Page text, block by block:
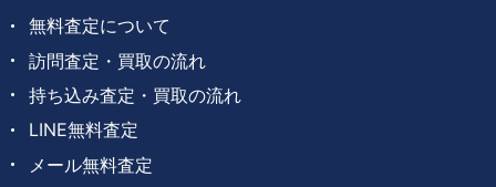
無料査定について
訪問査定・買取の流れ
持ち込み査定・買取の流れ
LINE無料査定
メール無料査定